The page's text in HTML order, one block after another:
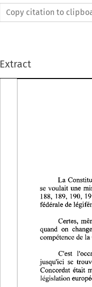
Copy citation to
Extract
se voulait
188, 189,
feddrale
de
compdtence
de
C'est
jusqu'ici se
Ctait
legislation
se
188,